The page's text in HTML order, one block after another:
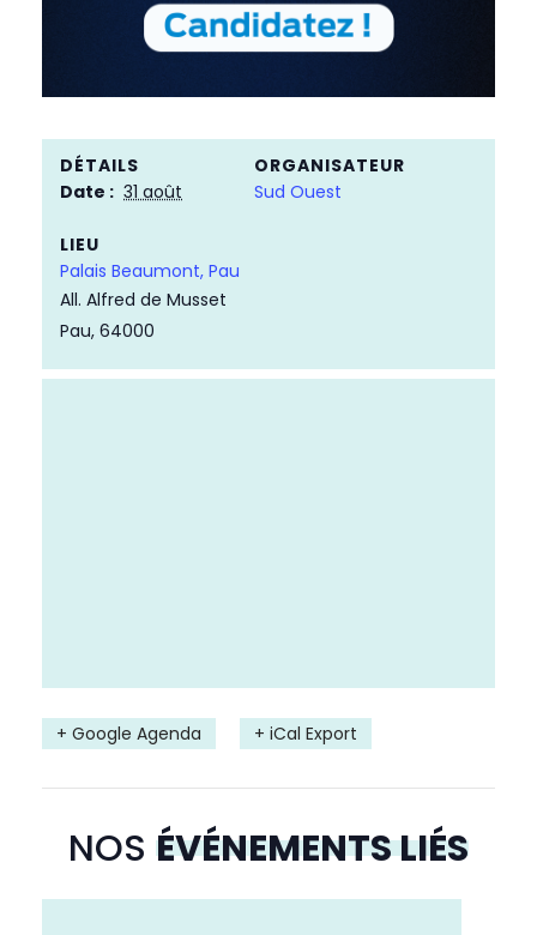
DÉTAILS
Date : 31 août
ORGANISATEUR
Sud Ouest
LIEU
Palais Beaumont, Pau
All. Alfred de Musset
Pau, 64000
+ Google Agenda + iCal Export
NOS ÉVÉNEMENTS LIÉS